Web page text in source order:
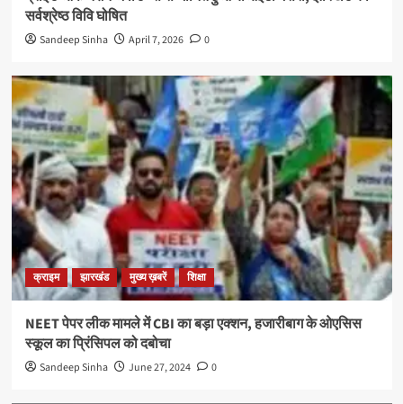
सर्वश्रेष्ठ विवि घोषित
Sandeep Sinha April 7, 2026 0
क्राइम झारखंड मुख्य ख़बरें शिक्षा
NEET पेपर लीक मामले में CBI का बड़ा एक्शन, हजारीबाग के ओएसिस
स्कूल का प्रिंसिपल को दबोचा
Sandeep Sinha June 27, 2024 0